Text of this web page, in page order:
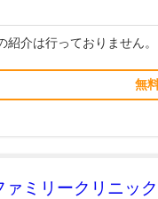
紹介は行っておりません。
無
ァミリークリニック